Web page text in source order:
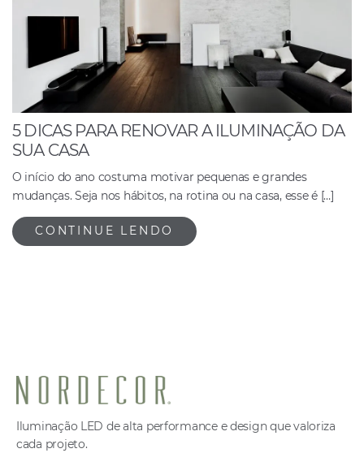
5 DICAS PARA RENOVAR A ILUMINAÇÃO DA
SUA CASA
O início do ano costuma motivar pequenas e grandes
mudanças. Seja nos hábitos, na rotina ou na casa, esse é […]
CONTINUE LENDO
Iluminação LED de alta performance e design que valoriza
cada projeto.